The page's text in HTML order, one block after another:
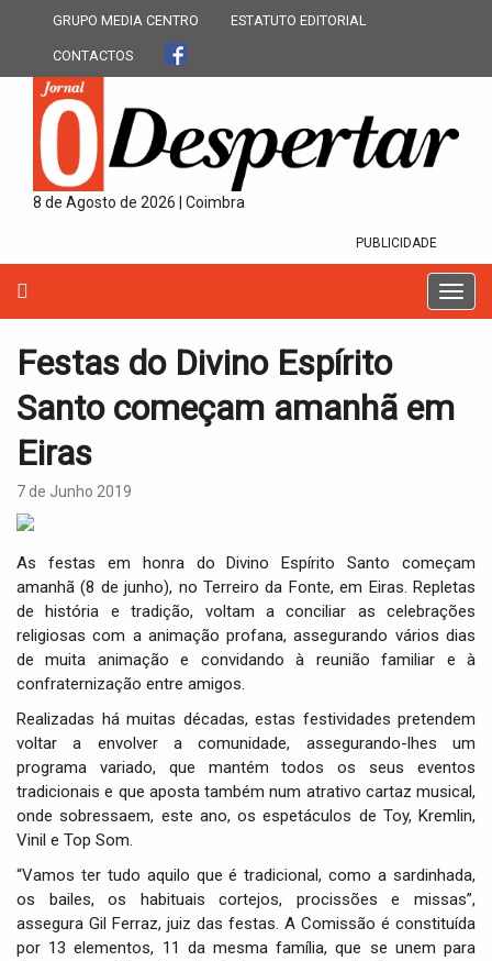
GRUPO MEDIA CENTRO ESTATUTO EDITORIAL
CONTACTOS
8 de Agosto de 2026 | Coimbra
PUBLICIDADE
T
o
e
t
i
o
n
Festas do Divino Espírito
Santo começam amanhã em
Eiras
7 de Junho 2019
As festas em honra do Divino Espírito Santo começam
amanhã (8 de junho), no Terreiro da Fonte, em Eiras. Repletas
de história e tradição, voltam a conciliar as celebrações
religiosas com a animação profana, assegurando vários dias
de muita animação e convidando à reunião familiar e à
confraternização entre amigos.
Realizadas há muitas décadas, estas festividades pretendem
voltar a envolver a comunidade, assegurando-lhes um
programa variado, que mantém todos os seus eventos
tradicionais e que aposta também num atrativo cartaz musical,
onde sobressaem, este ano, os espetáculos de Toy, Kremlin,
Vinil e Top Som.
“Vamos ter tudo aquilo que é tradicional, como a sardinhada,
os bailes, os habituais cortejos, procissões e missas”,
assegura Gil Ferraz, juiz das festas. A Comissão é constituída
por 13 elementos, 11 da mesma família, que se unem para